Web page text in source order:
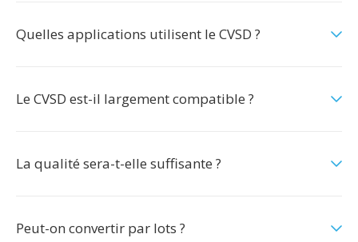
Quelles applications utilisent le CVSD ?
Le CVSD est-il largement compatible ?
La qualité sera-t-elle suffisante ?
Peut-on convertir par lots ?